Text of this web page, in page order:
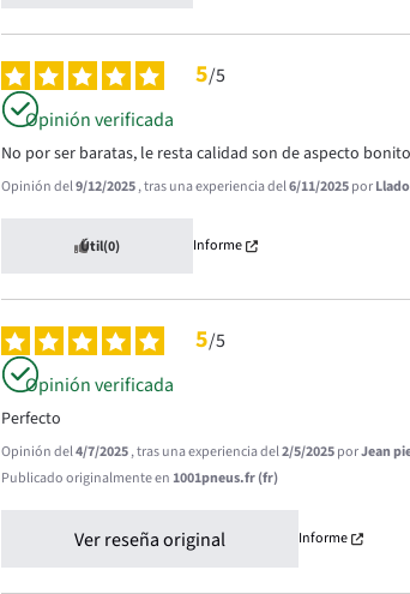
5/5
Opinión verificada
No por ser baratas, le resta calidad son de aspecto
Opinión del9/12/2025, tras una experiencia del6/11/2025por
Útil(0) Informe
5/5
Opinión verificada
Perfecto
Opinión del4/7/2025, tras una experiencia del2/5/2025porJean
Publicado originalmente en1001pneus.fr (fr)
Ver reseña original Informe